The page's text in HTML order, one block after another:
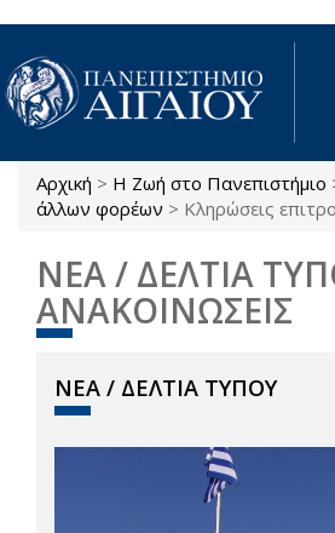
Παράκαμψη προς το κυρίως περιεχόμενο
Είστε εδώ
Αρχική > Η Ζωή στο Πανεπιστήμιο
άλλων φορέων > Κληρώσεις
ΝΕΑ / ΔΕΛΤΙΑ
ΑΝΑΚΟΙΝΩΣΕΙΣ
ΝΕΑ / ΔΕΛΤΙΑ ΤΥΠΟΥ